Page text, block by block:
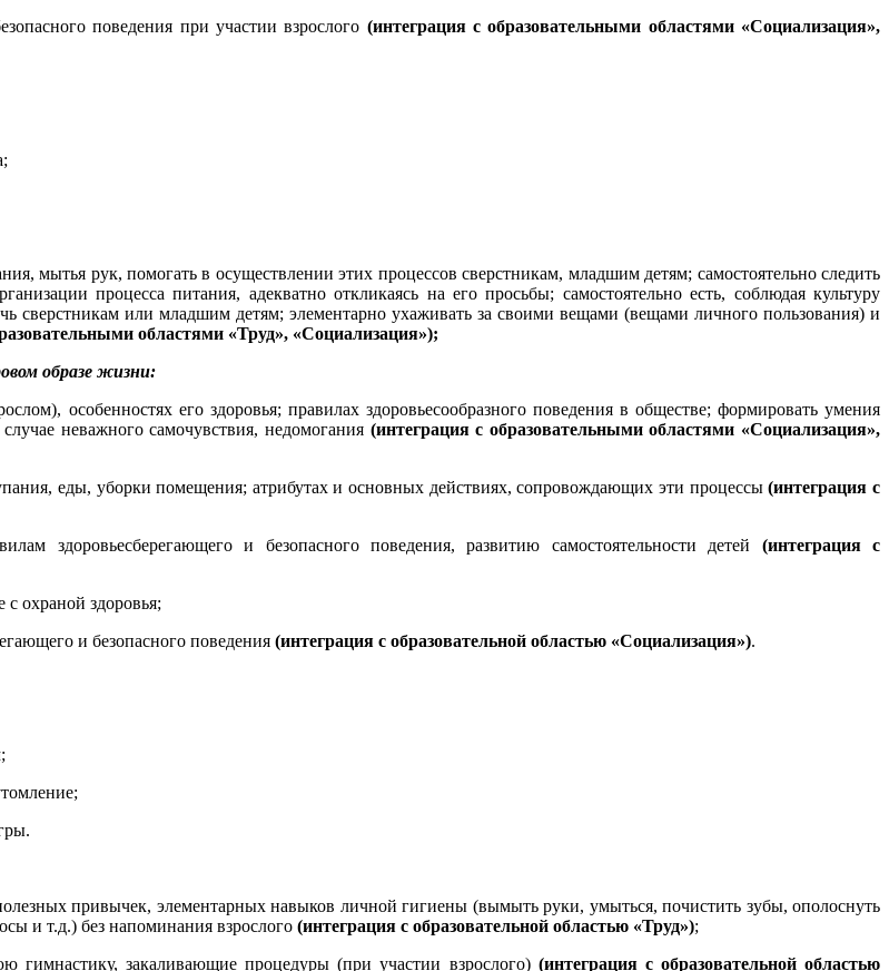
поведения при участии взрослого (интеграция с образовательными областями «Социализация»,
мытья рук, помогать в осуществлении этих процессов сверстникам, младшим детям; самостоятельно следить
процесса питания, адекватно откликаясь на его просьбы; самостоятельно есть, соблюдая культуру
сверстникам или младшим детям; элементарно ухаживать за своими вещами (вещами личного пользования) и
областями «Труд», «Социализация»);
образе жизни:
особенностях его здоровья; правилах здоровьесообразного поведения в обществе; формировать умения
неважного самочувствия, недомогания (интеграция с образовательными областями «Социализация»,
еды, уборки помещения; атрибутах и основных действиях, сопровождающих эти процессы(интеграция с
здоровьесберегающего и безопасного поведения, развитию самостоятельности детей (интеграция с
охраной здоровья;
и безопасного поведения (интеграция с образовательной областью «Социализация»).
привычек, элементарных навыков личной гигиены (вымыть руки, умыться, почистить зубы, ополоснуть
и т.д.) без напоминания взрослого (интеграция с образовательной областью «Труд»);
гимнастику, закаливающие процедуры (при участии взрослого)(интеграция с образовательной областью